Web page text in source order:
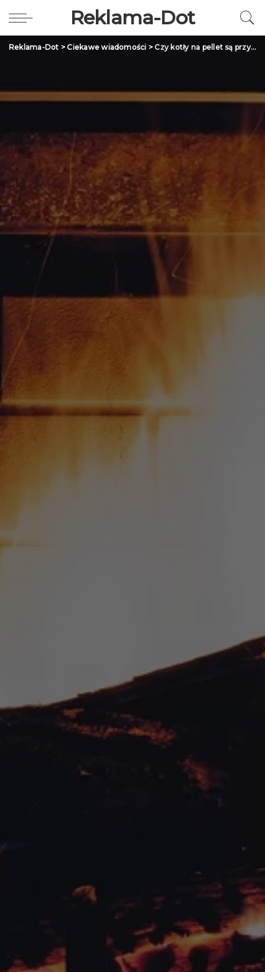
Reklama-Dot
Reklama-Dot >Ciekawe wiadomości >Czy kotły na pellet są przyjazne środowisku?